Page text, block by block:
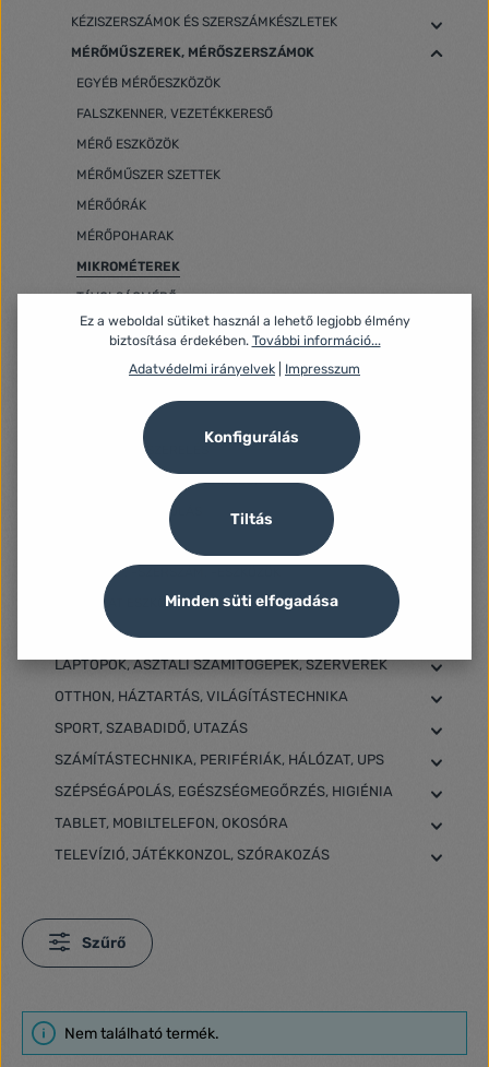
KÉZISZERSZÁMOK ÉS SZERSZÁMKÉSZLETEK
MÉRŐMŰSZEREK, MÉRŐSZERSZÁMOK
EGYÉB MÉRŐESZKÖZÖK
FALSZKENNER, VEZETÉKKERESŐ
MÉRŐ ESZKÖZÖK
MÉRŐMŰSZER SZETTEK
MÉRŐÓRÁK
MÉRŐPOHARAK
MIKROMÉTEREK
TÁVOLSÁGMÉRŐ
SZINTEZŐ ESZKÖZÖK
VÍZMÉRTÉK
MŰHELYFELSZERELÉS
SZERSZÁMOS LÁDÁK, TÁROLÓK
FA- ÉS BOKORÁPOLÁS
KERTIGÉP, -SZERSZÁM, -ESZKÖZÖK
KISÁLLAT ESZKÖZÖK
ÖNTÖZÉS
LAPTOPOK, ASZTALI SZÁMÍTÓGÉPEK, SZERVEREK
OTTHON, HÁZTARTÁS, VILÁGÍTÁSTECHNIKA
SPORT, SZABADIDŐ, UTAZÁS
SZÁMÍTÁSTECHNIKA, PERIFÉRIÁK, HÁLÓZAT, UPS
SZÉPSÉGÁPOLÁS, EGÉSZSÉGMEGŐRZÉS, HIGIÉNIA
TABLET, MOBILTELEFON, OKOSÓRA
TELEVÍZIÓ, JÁTÉKKONZOL, SZÓRAKOZÁS
Szűrő
Nem található termék.
Ez a weboldal sütiket használ a lehető legjobb élmény
biztosítása érdekében. További információ...
Adatvédelmi irányelvek
Impresszum
Tiltás
Konfigurálás
Minden süti elfogadása